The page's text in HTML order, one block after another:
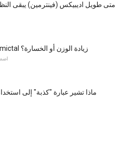
متى طويل اديبيكس (فينترمين) يبقى
هل تسبب Lamictal زيادة الوزن أو الخسارة؟
ماذا تشير عبارة "كذبة" إلى